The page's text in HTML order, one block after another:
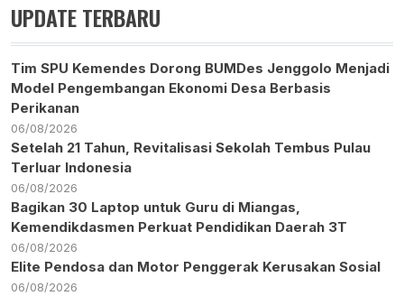
UPDATE TERBARU
Tim SPU Kemendes Dorong BUMDes Jenggolo Menjadi
Model Pengembangan Ekonomi Desa Berbasis
Perikanan
06/08/2026
Setelah 21 Tahun, Revitalisasi Sekolah Tembus Pulau
Terluar Indonesia
06/08/2026
Bagikan 30 Laptop untuk Guru di Miangas,
Kemendikdasmen Perkuat Pendidikan Daerah 3T
06/08/2026
Elite Pendosa dan Motor Penggerak Kerusakan Sosial
06/08/2026